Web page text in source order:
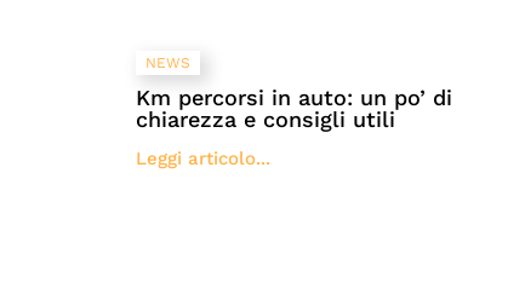
NEWS
Km percorsi in auto: un po’ di
chiarezza e consigli utili
Leggi articolo...